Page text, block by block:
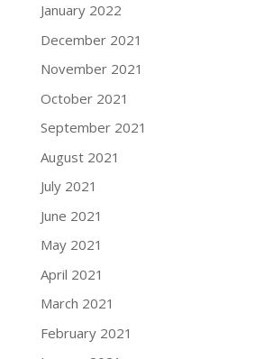
January 2022
December 2021
November 2021
October 2021
September 2021
August 2021
July 2021
June 2021
May 2021
April 2021
March 2021
February 2021